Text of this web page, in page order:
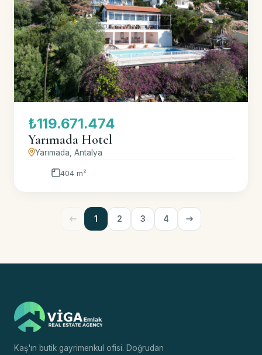
₺119.671.474
Yarımada Hotel
Yarımada, Antalya
404 m²
1 2 3 4
Kaş'ın butik gayrimenkul ofisi. Doğrudan